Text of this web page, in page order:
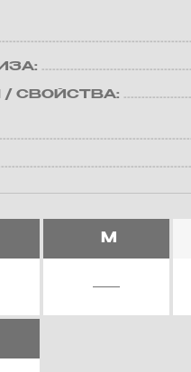
/ СВОЙСТВА:
M